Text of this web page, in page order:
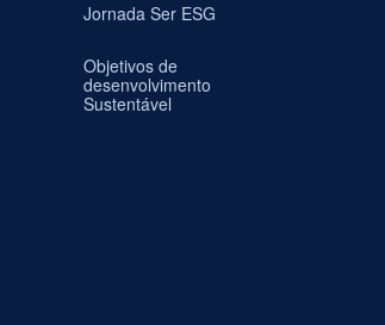
Jornada Ser ESG
Objetivos de
desenvolvimento
Sustentável